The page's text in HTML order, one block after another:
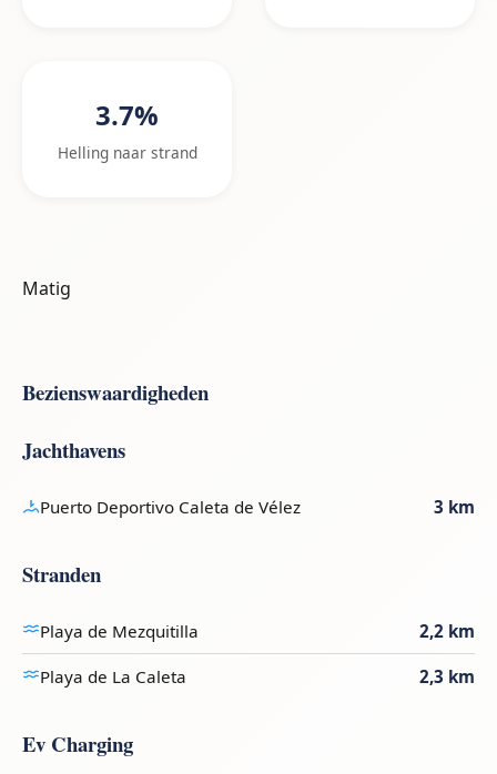
3.7%
Helling naar strand
Matig
Bezienswaardigheden
Jachthavens
Puerto Deportivo Caleta de Vélez 3 km
Stranden
Playa de Mezquitilla 2,2 km
Playa de La Caleta 2,3 km
Ev Charging